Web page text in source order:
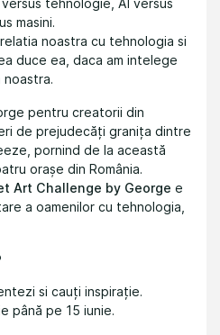
tehnologie, AI versus
masini.
noastra cu tehnologia si
duce ea, daca am intelege
pentru creatorii din
de prejudecăți granița dintre
pornind de la această
orașe din România.
Art Challenge by George e
a oamenilor cu tehnologia,
si cauți inspirație.
până pe 15 iunie.